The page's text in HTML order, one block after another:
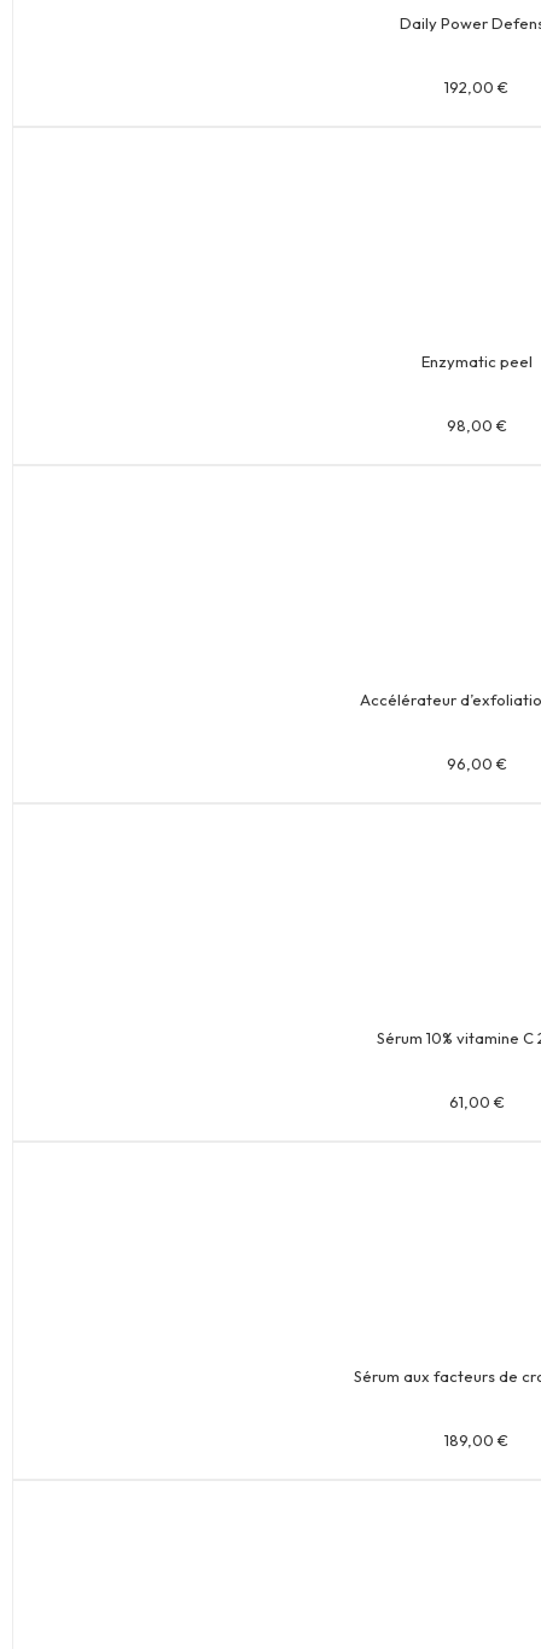
Daily Power
192,00 €
Enzymatic peel
98,00 €
Accélérateur
96,00 €
Sérum 10% vitamine C
61,00 €
Sérum aux facteurs de
189,00 €